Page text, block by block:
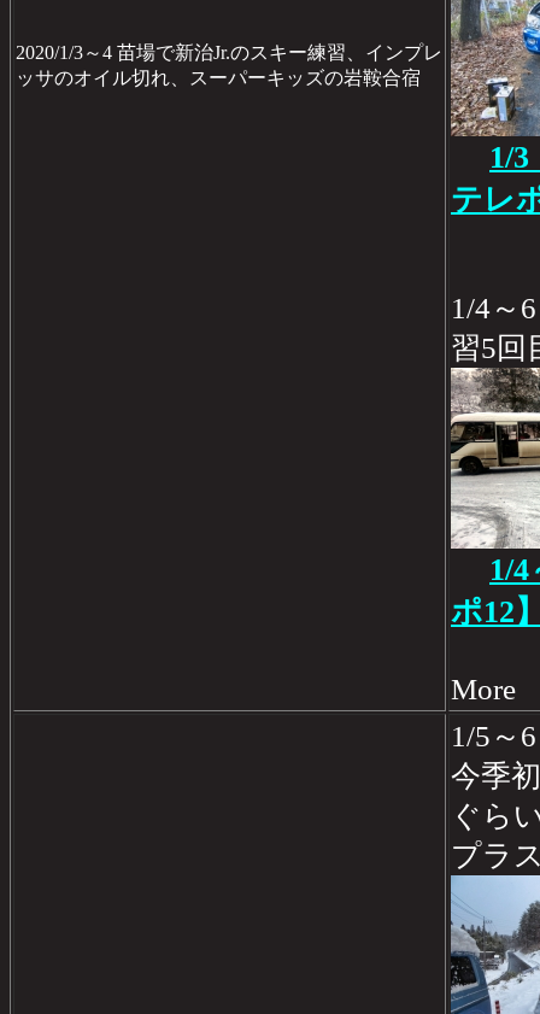
2020/1/3～4 苗場で新治Jr.のスキー練習、インプレ
ッサのオイル切れ、スーパーキッズの岩鞍合宿
1/
テレ
1/4～
習5回
1/4
ポ12
1/5～6
今季
ぐら
プラ